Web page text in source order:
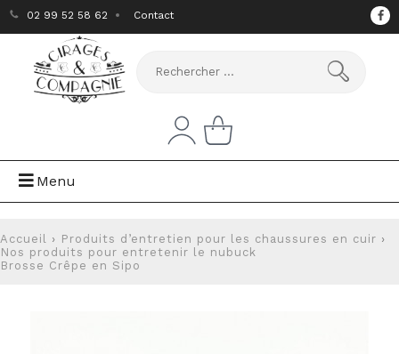
02 99 52 58 62 Contact
Menu
Accueil › Produits d’entretien pour les chaussures en cuir ›
Nos produits pour entretenir le nubuck
Brosse Crêpe en Sipo